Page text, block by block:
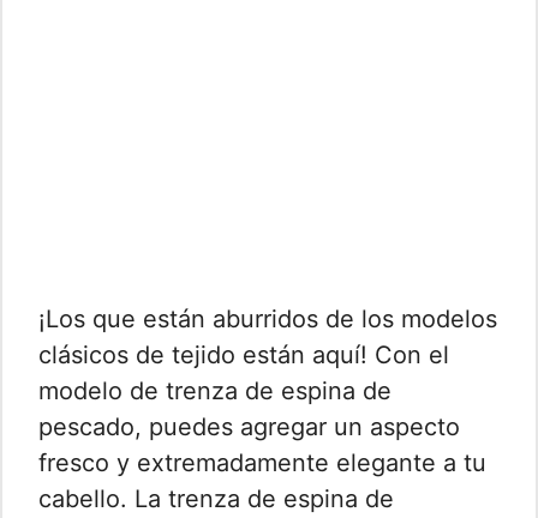
¡Los que están aburridos de los modelos
clásicos de tejido están aquí! Con el
modelo de trenza de espina de
pescado, puedes agregar un aspecto
fresco y extremadamente elegante a tu
cabello. La trenza de espina de